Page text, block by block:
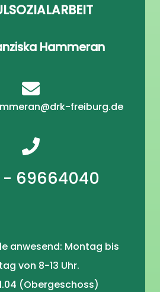
Hammeran
freiburg.de
- 69664040
anwesend: Montag bis
von 8-13 Uhr.
(Obergeschoss)